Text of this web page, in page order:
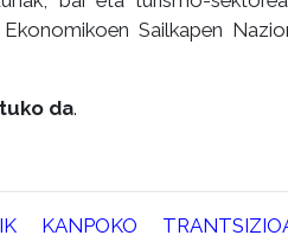
Sailkapen
da.
KANPOKO